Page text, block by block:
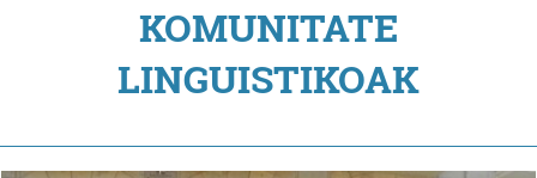
KOMUNITATE
LINGUISTIKOAK